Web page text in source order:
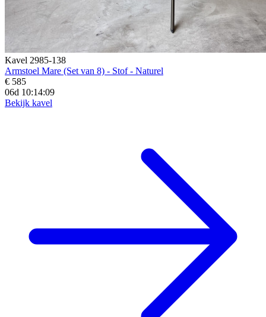
Kavel 2985-138
Armstoel Mare (Set van 8) - Stof - Naturel
€ 585
06d 10:14:07
Bekijk kavel